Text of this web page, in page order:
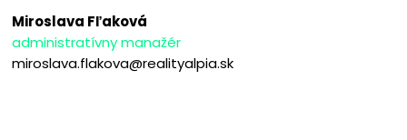
Miroslava Fľaková
administratívny manažér
miroslava.flakova@realityalpia.sk